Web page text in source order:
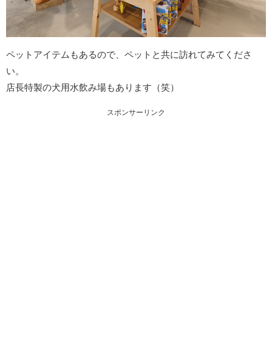
ペットアイテムもあるので、ペットと共に訪れてみてくださ
い。
店長特製の犬用水飲み場もあります（笑）
スポンサーリンク